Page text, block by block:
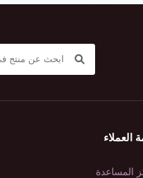
العملاء
المساعدة